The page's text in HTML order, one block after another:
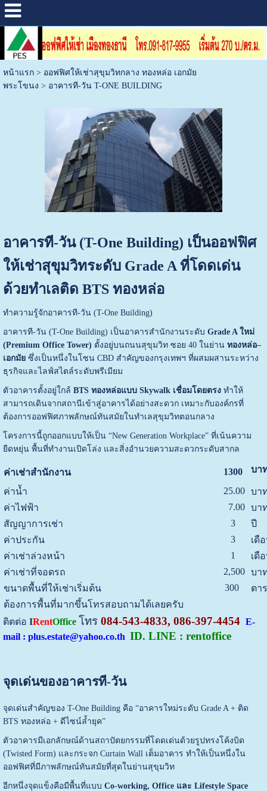
หน้าแรก> ออฟฟิศให้เช่าสุขุมวิทกลาง ทองหล่อ เอกมัย
พระโขนง > อาคารที-วัน T-ONE BUILDING
อาคารที-วัน (T-One Building) เป็นออฟฟิศ
ให้เช่าสุขุมวิทระดับ Grade A ที่โดดเด่น
ด้วยทำเลติด BTS ทองหล่อ
ทำความรู้จักอาคารที-วัน (T-One Building)
อาคารที-วัน (T-One Building) เป็นอาคารสำนักงานระดับ Grade A ใหม่
(Premium Office Tower) ตั้งอยู่บนถนนสุขุมวิท ซอย 40 ในย่าน ทองหล่อ–
เอกมัยซึ่งเป็นหนึ่งในโซน CBD สำคัญของกรุงเทพฯ ที่ผสมผสานระหว่าง
ธุรกิจและไลฟ์สไตล์ระดับพรีเมียม
ตัวอาคารตั้งอยู่ใกล้ BTS ทองหล่อแบบ Skywalk เชื่อมโดยตรงทำให้
สามารถเดินจากสถานีเข้าสู่อาคารได้อย่างสะดวก เหมาะกับองค์กรที่
ต้องการออฟฟิศภาพลักษณ์ทันสมัยในทำเลสุขุมวิทตอนกลาง
โครงการนี้ถูกออกแบบให้เป็น “New Generation Workplace” ที่เน้นความ
ยืดหยุ่น พื้นที่ทำงานเปิดโล่ง และสิ่งอำนวยความสะดวกระดับสากล
ค่าเช่าสำนักงาน 1300 บา
ค่าน้ำ 25.00
บา
ค่าไฟฟ้า
7.00 บา
สัญญาการเช่า
3
ปี
ค่าประกัน
3
เดื
ค่าเช่าล่วงหน้า
1
เดื
ค่าเช่าที่จอดรถ
2,500
บา
ขนาดพื้นที่ให้เช่าเริ่มต้น
300
ตา
ต้องการพื้นที่มากขึ้นโทรสอบถามได้เลยครับ
ติตต่อ IRentOffice โทร084-543-4833, 086-397-4454 E-
mail : plus.estate@yahoo.co.th ID. LINE : rentoffice
จุดเด่นของอาคารที-วัน
จุดเด่นสำคัญของ T-One Building คือ “อาคารใหม่ระดับ Grade A + ติด
BTS ทองหล่อ + ดีไซน์ล้ำยุค”
ตัวอาคารมีเอกลักษณ์ด้านสถาปัตยกรรมที่โดดเด่นด้วยรูปทรงโค้งบิด
(Twisted Form) และกระจก Curtain Wall เต็มอาคาร ทำให้เป็นหนึ่งใน
ออฟฟิศที่มีภาพลักษณ์ทันสมัยที่สุดในย่านสุขุมวิท
อีกหนึ่งจุดแข็งคือมีพื้นที่แบบ Co-working, Office และ Lifestyle Space